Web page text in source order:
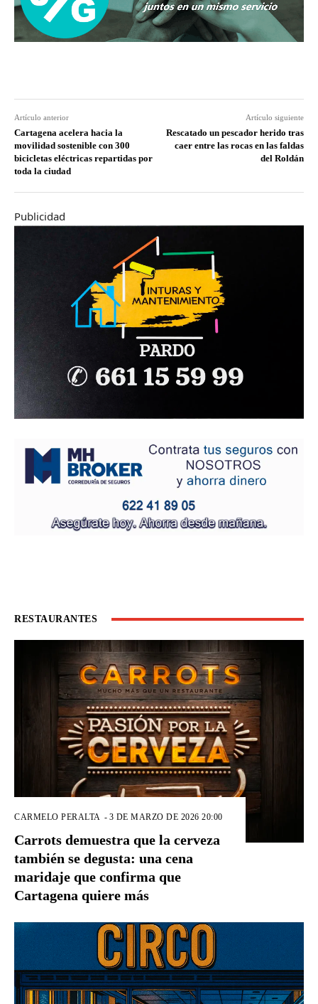
Artículo anterior
Cartagena acelera hacia la
movilidad sostenible con 300
bicicletas eléctricas repartidas por
toda la ciudad
Artículo siguiente
Rescatado un pescador herido tras
caer entre las rocas en las faldas
del Roldán
Publicidad
RESTAURANTES
CARMELO PERALTA - 3 DE MARZO DE 2026 20:00
Carrots demuestra que la cerveza
también se degusta: una cena
maridaje que confirma que
Cartagena quiere más